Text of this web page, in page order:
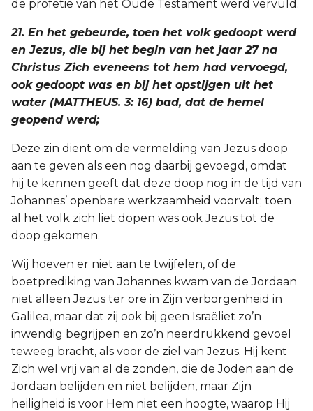
de profetie van het Oude Testament werd vervuld.
21. En het gebeurde, toen het volk gedoopt werd
en Jezus, die bij het begin van het jaar 27 na
Christus Zich eveneens tot hem had vervoegd,
ook gedoopt was en bij het opstijgen uit het
water (MATTHEUS. 3: 16) bad, dat de hemel
geopend werd;
Deze zin dient om de vermelding van Jezus doop
aan te geven als een nog daarbij gevoegd, omdat
hij te kennen geeft dat deze doop nog in de tijd van
Johannes’ openbare werkzaamheid voorvalt; toen
al het volk zich liet dopen was ook Jezus tot de
doop gekomen.
Wij hoeven er niet aan te twijfelen, of de
boetprediking van Johannes kwam van de Jordaan
niet alleen Jezus ter ore in Zijn verborgenheid in
Galilea, maar dat zij ook bij geen Israëliet zo’n
inwendig begrijpen en zo’n neerdrukkend gevoel
teweeg bracht, als voor de ziel van Jezus. Hij kent
Zich wel vrij van al de zonden, die de Joden aan de
Jordaan belijden en niet belijden, maar Zijn
heiligheid is voor Hem niet een hoogte, waarop Hij